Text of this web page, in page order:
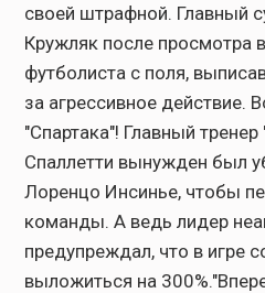
своей штрафной. Главный
Кружляк после просмотра
футболиста с поля,
за агрессивное действие.
"Спартака"! Главный
Спаллетти вынужден был
Лоренцо Инсинье, чтобы
команды. А ведь лидер
предупреждал, что в игре
выложиться на